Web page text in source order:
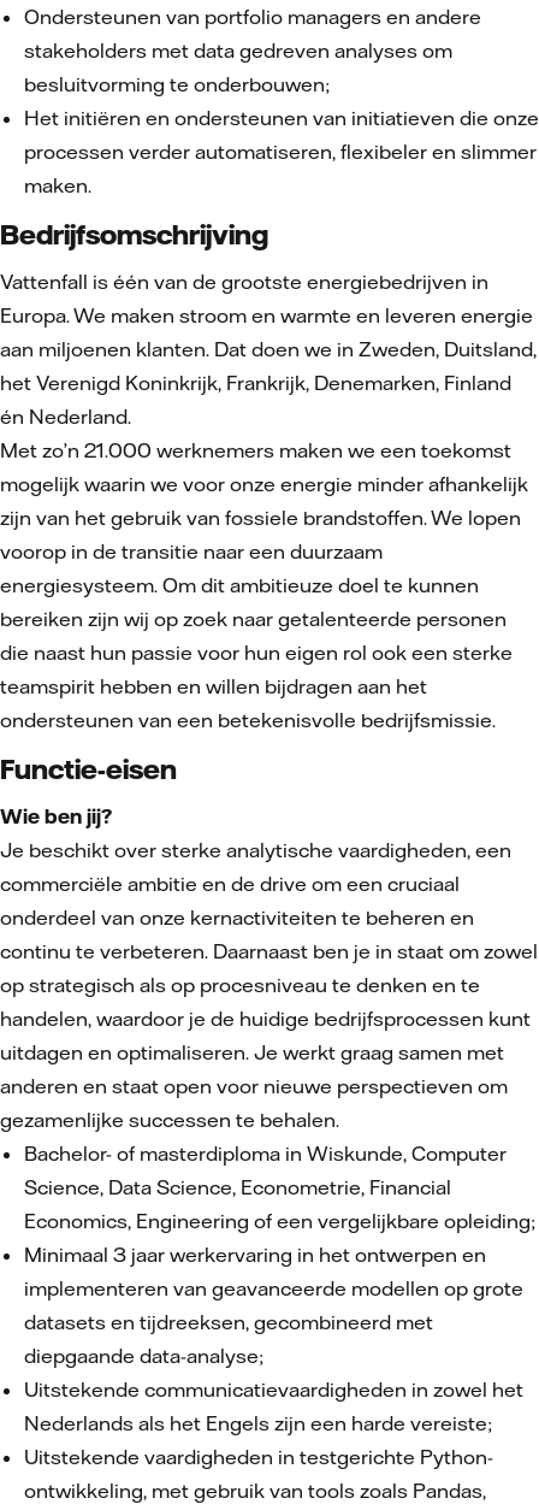
Ondersteunen van portfolio managers en andere
stakeholders met data gedreven analyses om
besluitvorming te onderbouwen;
Het initiëren en ondersteunen van initiatieven die onze
processen verder automatiseren, flexibeler en slimmer
maken.
Bedrijfsomschrijving
Vattenfall is één van de grootste energiebedrijven in
Europa. We maken stroom en warmte en leveren energie
aan miljoenen klanten. Dat doen we in Zweden, Duitsland,
het Verenigd Koninkrijk, Frankrijk, Denemarken, Finland
én Nederland.
Met zo’n 21.000 werknemers maken we een toekomst
mogelijk waarin we voor onze energie minder afhankelijk
zijn van het gebruik van fossiele brandstoffen. We lopen
voorop in de transitie naar een duurzaam
energiesysteem. Om dit ambitieuze doel te kunnen
bereiken zijn wij op zoek naar getalenteerde personen
die naast hun passie voor hun eigen rol ook een sterke
teamspirit hebben en willen bijdragen aan het
ondersteunen van een betekenisvolle bedrijfsmissie.
Functie-eisen
Wie ben jij?
Je beschikt over sterke analytische vaardigheden, een
commerciële ambitie en de drive om een cruciaal
onderdeel van onze kernactiviteiten te beheren en
continu te verbeteren. Daarnaast ben je in staat om zowel
op strategisch als op procesniveau te denken en te
handelen, waardoor je de huidige bedrijfsprocessen kunt
uitdagen en optimaliseren. Je werkt graag samen met
anderen en staat open voor nieuwe perspectieven om
gezamenlijke successen te behalen.
Bachelor- of masterdiploma in Wiskunde, Computer
Science, Data Science, Econometrie, Financial
Economics, Engineering of een vergelijkbare opleiding;
Minimaal 3 jaar werkervaring in het ontwerpen en
implementeren van geavanceerde modellen op grote
datasets en tijdreeksen, gecombineerd met
diepgaande data-analyse;
Uitstekende communicatievaardigheden in zowel het
Nederlands als het Engels zijn een harde vereiste;
Uitstekende vaardigheden in testgerichte Python-
ontwikkeling, met gebruik van tools zoals Pandas,